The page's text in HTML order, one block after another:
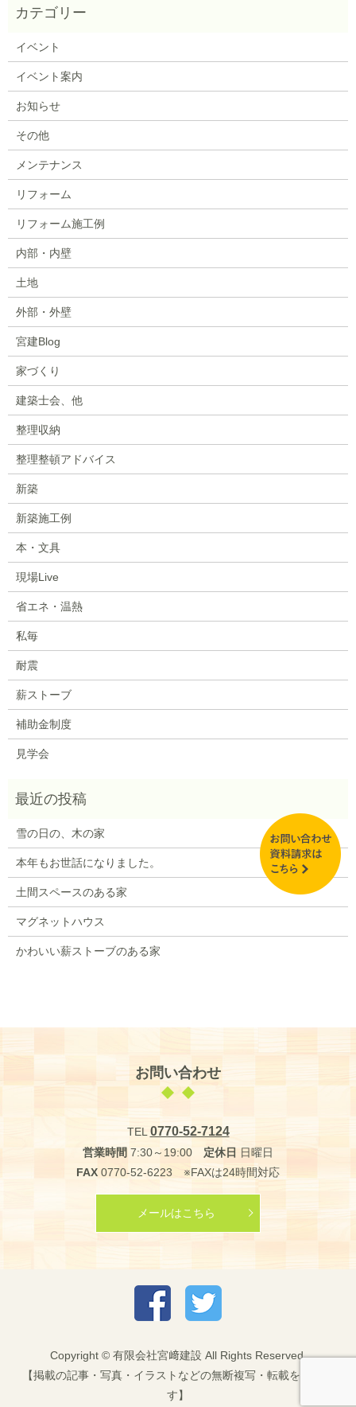
イベント
イベント案内
お知らせ
その他
メンテナンス
リフォーム
リフォーム施工例
内部・内壁
土地
外部・外壁
宮建Blog
家づくり
建築士会、他
整理収納
整理整頓アドバイス
新築
新築施工例
本・文具
現場Live
省エネ・温熱
私毎
耐震
薪ストーブ
補助金制度
見学会
雪の日の、木の家
本年もお世話になりました。
土間スペースのある家
マグネットハウス
かわいい薪ストーブのある家
お問い合わせ
TEL 0770-52-7124
営業時間 7:30～19:00 定休日 日曜日
FAX 0770-52-6223 ※FAXは24時間対応
メールはこちら
Copyright © 有限会社宮﨑建設 All Rights Reserved.
【掲載の記事・写真・イラストなどの無断複写・転載を禁じま
す】